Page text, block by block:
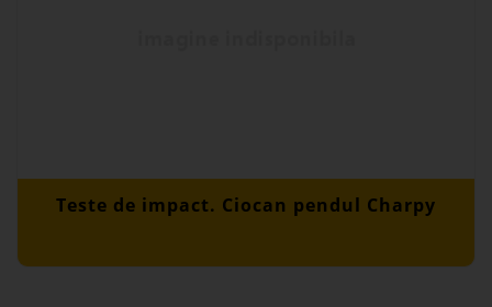
Teste de impact. Ciocan pendul Charpy